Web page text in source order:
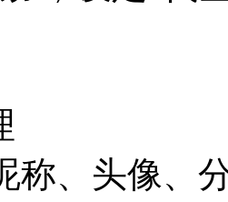
称、头像、